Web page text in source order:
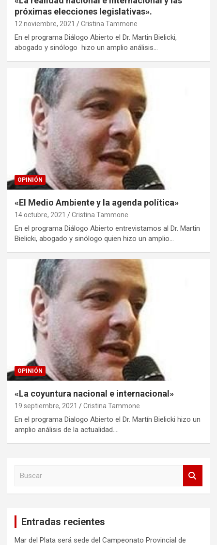
próximas elecciones legislativas».
12 noviembre, 2021 Cristina Tammone
En el programa Diálogo Abierto el Dr. Martin Bielicki,
abogado y sinólogo hizo un amplio análisis…
OPINIÓN
«El Medio Ambiente y la agenda política»
14 octubre, 2021 Cristina Tammone
En el programa Diálogo Abierto entrevistamos al Dr. Martin
Bielicki, abogado y sinólogo quien hizo un amplio…
OPINIÓN
«La coyuntura nacional e internacional»
19 septiembre, 2021 Cristina Tammone
En el programa Dialogo Abierto el Dr. Martín Bielicki hizo un
amplio análisis de la actualidad.…
Entradas recientes
Mar del Plata será sede del Campeonato Provincial de